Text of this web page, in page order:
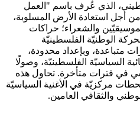
الذي عُرف باسم "العمل
أجل استعادة الأرض المسلوبة،
والشعراء؛ حراكات
الوطنيّة الفلسطينيّة
متباعدة، وبإعداد محدودة،
السياسيّة الفلسطينيّة، وصولًا
في فترات متأخرة. تحاول هذه
مركزيّة في الأغنية السياسيّة
والثقافي العامين.